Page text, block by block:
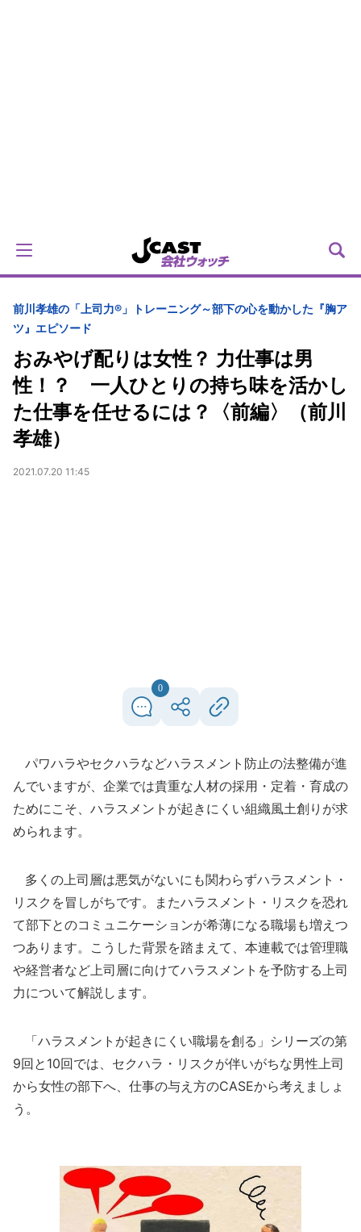
前川孝雄の「上司力®」トレーニング～部下の心を動かした『胸ア
ツ』エピソード
おみやげ配りは女性？ 力仕事は男
性！？ 一人ひとりの持ち味を活かし
た仕事を任せるには？〈前編〉（前川
孝雄）
2021.07.20 11:45
0
パワハラやセクハラなどハラスメント防止の法整備が進
んでいますが、企業では貴重な人材の採用・定着・育成の
ためにこそ、ハラスメントが起きにくい組織風土創りが求
められます。
多くの上司層は悪気がないにも関わらずハラスメント・
リスクを冒しがちです。またハラスメント・リスクを恐れ
て部下とのコミュニケーションが希薄になる職場も増えつ
つあります。こうした背景を踏まえて、本連載では管理職
や経営者など上司層に向けてハラスメントを予防する上司
力について解説します。
「ハラスメントが起きにくい職場を創る」シリーズの第
9回と10回では、セクハラ・リスクが伴いがちな男性上司
から女性の部下へ、仕事の与え方のCASEから考えましょ
う。